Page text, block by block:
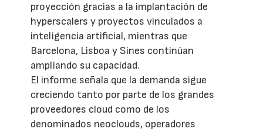
proyección gracias a la implantación de
hyperscalers y proyectos vinculados a
inteligencia artificial, mientras que
Barcelona, Lisboa y Sines continúan
ampliando su capacidad.
El informe señala que la demanda sigue
creciendo tanto por parte de los grandes
proveedores cloud como de los
denominados neoclouds, operadores